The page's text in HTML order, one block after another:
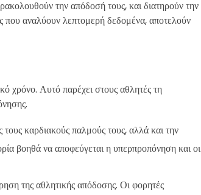
την απόδοσή τους, και διατηρούν την
που αναλύουν λεπτομερή δεδομένα, αποτελούν
χρόνο. Αυτό παρέχει στους αθλητές τη
καρδιακούς παλμούς τους, αλλά και την
βοηθά να αποφεύγεται η υπερπροπόνηση και οι
της αθλητικής απόδοσης. Οι φορητές